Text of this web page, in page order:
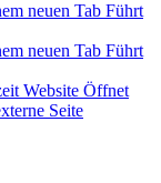
neuen Tab Führt
neuen Tab Führt
Website Öffnet
Seite